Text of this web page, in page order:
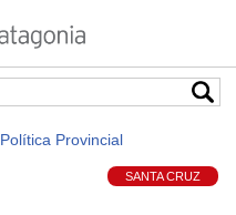
Política Provincial
SANTA CRUZ